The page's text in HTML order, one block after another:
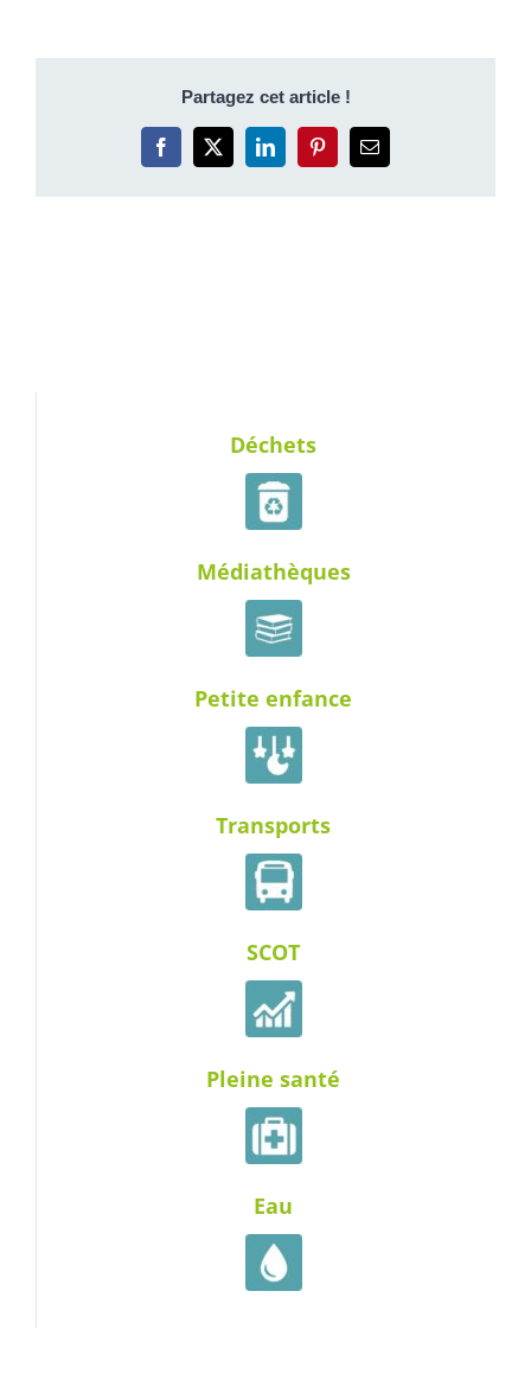
Partagez cet article !
Facebook
X LinkedInPinterestEmail
Déchets
Médiathèques
Petite enfance
Transports
SCOT
Pleine santé
Eau